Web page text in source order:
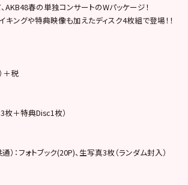
AKB48春の単独コンサートのWパッケージ！
キングや特典映像も加えたディスク4枚組で登場！！
＋税
枚＋特典Disc1枚）
）：フォトブック(20P)、生写真3枚（ランダム封入）